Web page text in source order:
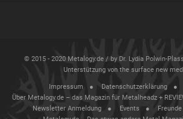
© 2015 - 2020 Metalogy.de / by Dr. Lydia Polwin-
Unterstützung von the surface new
Impressum Datenschutzerklärung
Über Metalogy.de – das Magazin für Metalheadz +
Newsletter Anmeldung
Events Freunde